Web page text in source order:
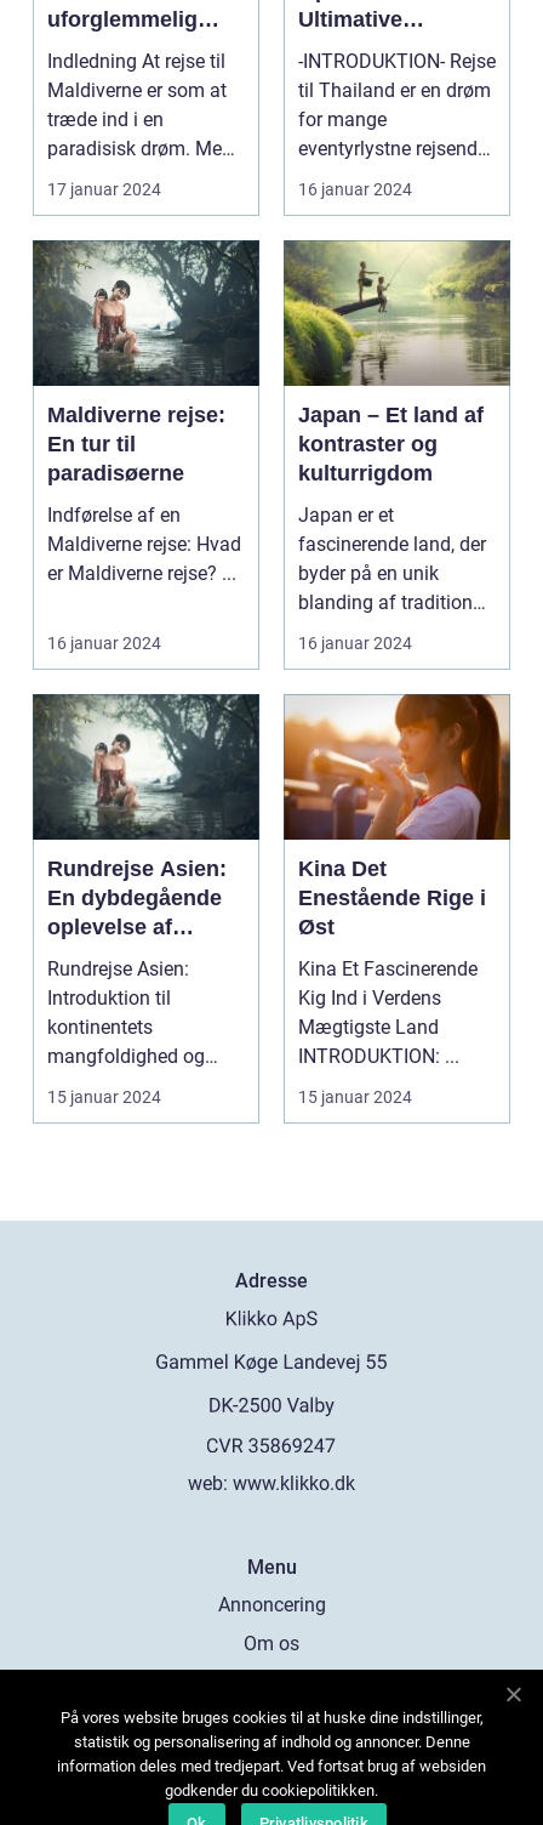
uforglemmelig
oplevelse
Indledning At rejse til
Maldiverne er som at
træde ind i en
paradisisk drøm. Med
sine hvidsandstran...
17 januar 2024
Ultimative
Eventyrland i
Asien
-INTRODUKTION- Rejse
til Thailand er en drøm
for mange
eventyrlystne rejsende,
der længes efter at o...
16 januar 2024
Maldiverne rejse:
En tur til
paradisøerne
Indførelse af en
Maldiverne rejse: Hvad
er Maldiverne rejse? ...
16 januar 2024
Japan – Et land af
kontraster og
kulturrigdom
Japan er et
fascinerende land, der
byder på en unik
blanding af tradition
og modernitet. Fra de
fred...
16 januar 2024
Rundrejse Asien:
En dybdegående
oplevelse af
kontinentets rige
kultur og
fascinerende
historie
Rundrejse Asien:
Introduktion til
kontinentets
mangfoldighed og
skønhed Asien er en
kontinent med e...
15 januar 2024
Kina Det
Enestående Rige i
Øst
Kina Et Fascinerende
Kig Ind i Verdens
Mægtigste Land
INTRODUKTION: ...
15 januar 2024
Adresse
web: www.klikko.dk
Menu
Annoncering
Om os
Kontakt os
Sitemap
På vores website bruges cookies til at huske dine indstillinger,
statistik og personalisering af indhold og annoncer. Denne
information deles med tredjepart. Ved fortsat brug af websiden
godkender du cookiepolitikken.